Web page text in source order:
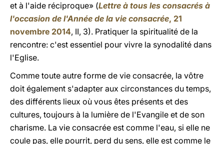
et à l'aide réciproque» (Lettre à tous les consacrés à
l'occasion de l'Année de la vie consacrée, 21
novembre 2014, II, 3). Pratiquer la spiritualité de la
rencontre: c'est essentiel pour vivre la synodalité dans
l'Eglise.
Comme toute autre forme de vie consacrée, la vôtre
doit également s'adapter aux circonstances du temps,
des différents lieux où vous êtes présents et des
cultures, toujours à la lumière de l'Evangile et de son
charisme. La vie consacrée est comme l'eau, si elle ne
coule pas, elle pourrit, perd du sens, elle est comme le